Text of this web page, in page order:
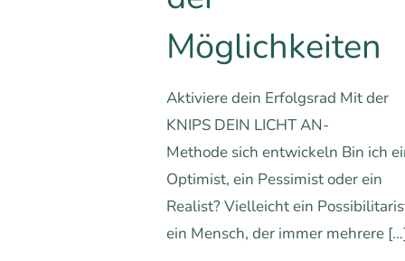
Möglichkeiten
Aktiviere dein Erfolgsrad Mit der
KNIPS DEIN LICHT AN-
Methode sich entwickeln Bin ich
Optimist, ein Pessimist oder ein
Realist? Vielleicht ein
ein Mensch, der immer mehrere